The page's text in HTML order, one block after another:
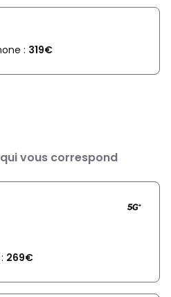
: 319€
vous correspond
269€